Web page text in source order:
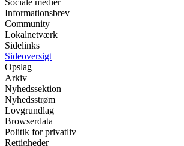
Sociale medier
Informationsbrev
Community
Lokalnetværk
Sidelinks
Sideoversigt
Opslag
Arkiv
Nyhedssektion
Nyhedsstrøm
Lovgrundlag
Browserdata
Politik for privatliv
Rettigheder